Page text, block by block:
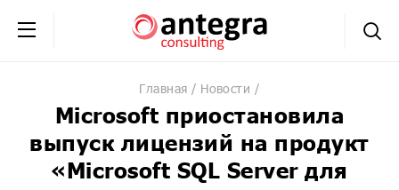
+7 (495) 230-20-02
обратная связь
Главная Новости
Microsoft приостановила
выпуск лицензий на продукт
«Microsoft SQL Server для